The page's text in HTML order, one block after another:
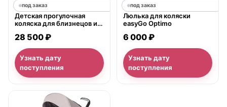
под заказ
Детская прогулочная
коляска для близнецов и
28 500 ₽
Узнать дату
поступления
под заказ
Люлька для коляски
easyGo Optimo
6 000 ₽
Узнать дату
поступления